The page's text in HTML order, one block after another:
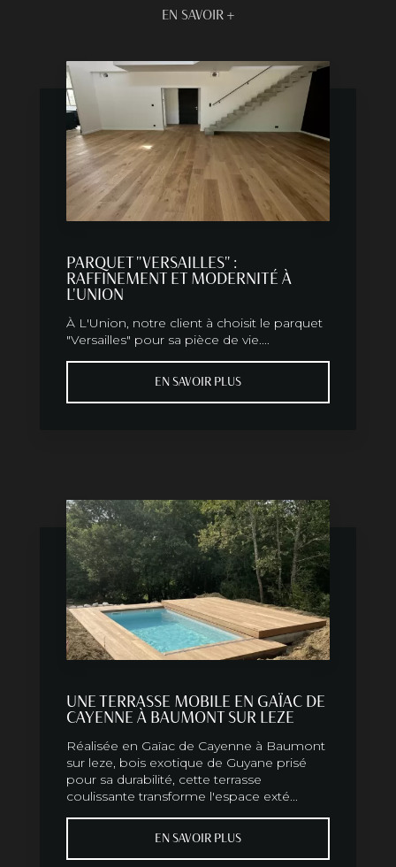
EN SAVOIR +
PARQUET "VERSAILLES" :
RAFFINEMENT ET MODERNITÉ À
L'UNION
À L'Union, notre client à choisit le parquet
"Versailles" pour sa pièce de vie....
EN SAVOIR PLUS
UNE TERRASSE MOBILE EN GAÏAC DE
CAYENNE À BAUMONT SUR LEZE
Réalisée en Gaïac de Cayenne à Baumont
sur leze, bois exotique de Guyane prisé
pour sa durabilité, cette terrasse
coulissante transforme l'espace exté...
EN SAVOIR PLUS